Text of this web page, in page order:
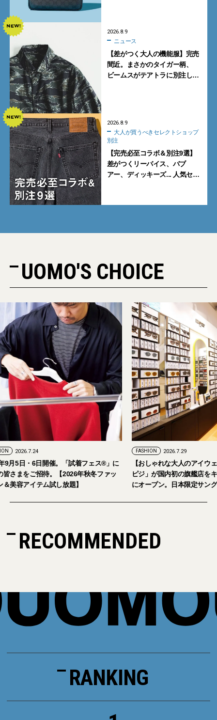
2026.8.9
ニュース
【差がつく大人の機能服】完売
間近。まさかのタイガー柄、
ビームスがテアトラに別注した
2026.8.9
別注
【完売必至コラボ＆別注9選】
差がつくリーバイス、バブ
アー、ディッキーズ... 人気セレ
UOMO'S CHOICE
試着フェス®︎」に
年秋冬ファッ
題】
PR
【おしゃれな大人のアイウェア】パリ発「イジ
ピジ」が国内初の旗艦店をキャットストリート
にオープン。日本限定サングラスも登場
RECOMMENDED
RANKING